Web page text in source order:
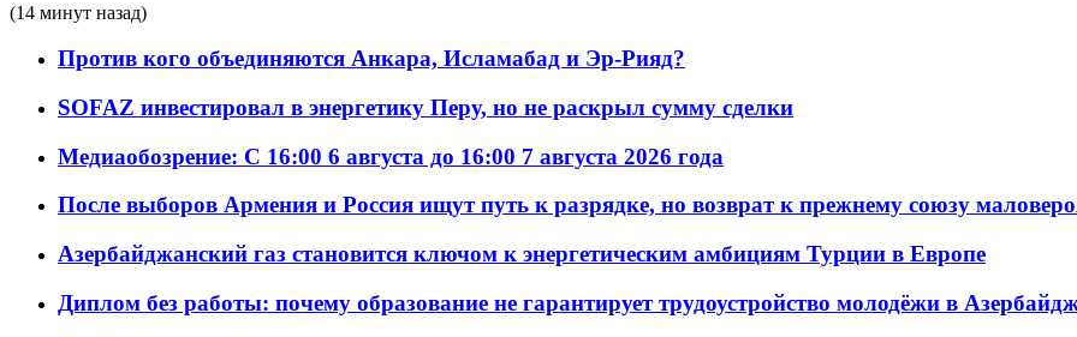
(14 минут назад)
Против кого объединяются Анкара, Исламабад и Эр-Рияд?
SOFAZ инвестировал в энергетику Перу, но не раскрыл сумму сделки
Медиаобозрение: С 16:00 6 августа до 16:00 7 августа 2026 года
После выборов Армения и Россия ищут путь к разрядке, но возврат к прежнему союзу
Азербайджанский газ становится ключом к энергетическим амбициям Турции в Европе
Диплом без работы: почему образование не гарантирует трудоустройство молодёжи в